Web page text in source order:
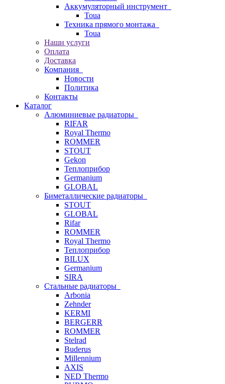
Аккумуляторный инструмент
Toua
Техника прямого монтажа
Toua
Наши услуги
Оплата
Доставка
Компания
Новости
Политика
Контакты
Каталог
Алюминиевые радиаторы
RIFAR
Royal Thermo
ROMMER
STOUT
Gekon
Теплоприбор
Germanium
GLOBAL
Биметаллические радиаторы
STOUT
GLOBAL
Rifar
ROMMER
Royal Thermo
Теплоприбор
BILUX
Germanium
SIRA
Стальные радиаторы
Arbonia
Zehnder
KERMI
BERGERR
ROMMER
Stelrad
Buderus
Millennium
AXIS
NED Thermo